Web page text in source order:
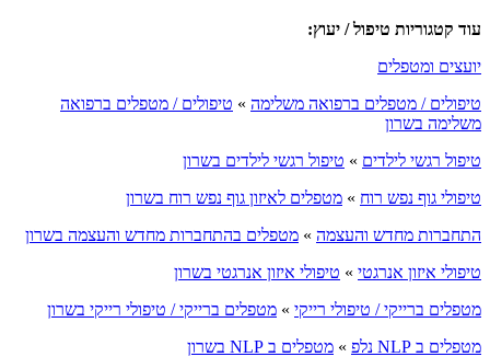
עוד קטגוריות טיפול / יעוץ:
יועצים ומטפלים
טיפולים / מטפלים ברפואה משלימה » טיפולים / מטפלים ברפואה
משלימה בשרון
טיפול רגשי לילדים » טיפול רגשי לילדים בשרון
טיפולי גוף נפש רוח » מטפלים לאיזון גוף נפש רוח בשרון
התחברות מחדש והעצמה » מטפלים בהתחברות מחדש והעצמה בשרון
טיפולי איזון אנרגטי » טיפולי איזון אנרגטי בשרון
מטפלים ברייקי / טיפולי רייקי » מטפלים ברייקי / טיפולי רייקי בשרון
מטפלים ב NLP נלפ
» מטפלים ב NLP בשרון